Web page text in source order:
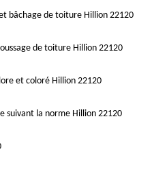
bâchage de toiture Hillion 22120
de toiture Hillion 22120
et coloré Hillion 22120
suivant la norme Hillion 22120